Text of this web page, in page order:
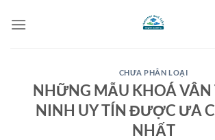
qua
CHƯA PHÂN LOẠI
NHỮNG MẪU KHOÁ VÂN
NINH UY TÍN ĐƯỢC ƯA
NHẤT